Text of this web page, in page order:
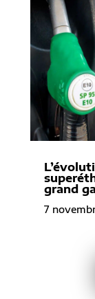
grand
7